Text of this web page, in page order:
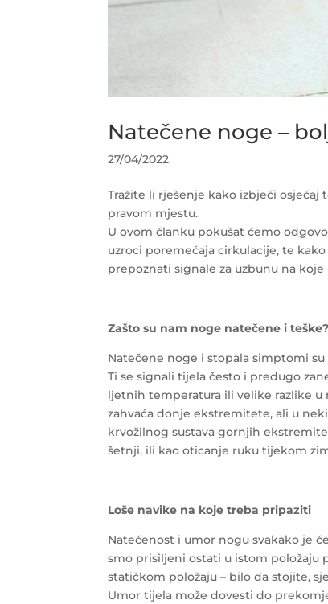
Natečene noge –
27/04/2022
Tražite li rješenje kako izbjeći osjećaj
pravom mjestu.
U ovom članku pokušat ćemo
uzroci poremećaja cirkulacije, te
prepoznati signale za uzbunu na
Zašto su nam noge natečene i teške?
Natečene noge i stopala simptomi
Ti se signali tijela često i predugo
ljetnih temperatura ili velike razlike
zahvaća donje ekstremitete, ali u
krvožilnog sustava gornjih
šetnji, ili kao oticanje ruku tijekom
Loše navike na koje treba pripaziti
Natečenost i umor nogu svakako je
smo prisiljeni ostati u istom položaju
statičkom položaju – bilo da stojite,
Umor tijela može dovesti do